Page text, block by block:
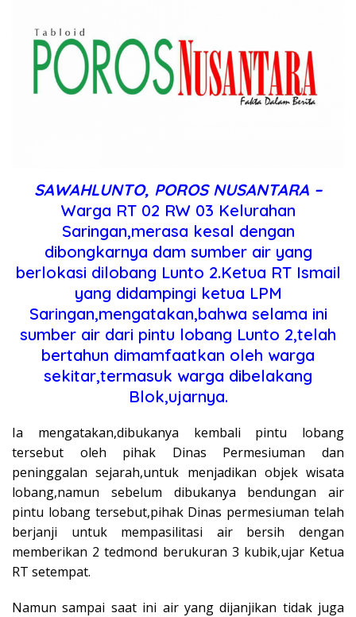
SAWAHLUNTO, POROS NUSANTARA –
Warga RT 02 RW 03 Kelurahan
Saringan,merasa kesal dengan
dibongkarnya dam sumber air yang
berlokasi dilobang Lunto 2.Ketua RT Ismail
yang didampingi ketua LPM
Saringan,mengatakan,bahwa selama ini
sumber air dari pintu lobang Lunto 2,telah
bertahun dimamfaatkan oleh warga
sekitar,termasuk warga dibelakang
Blok,ujarnya.
Ia mengatakan,dibukanya kembali pintu lobang
tersebut oleh pihak Dinas Permesiuman dan
peninggalan sejarah,untuk menjadikan objek wisata
lobang,namun sebelum dibukanya bendungan air
pintu lobang tersebut,pihak Dinas permesiuman telah
berjanji untuk mempasilitasi air bersih dengan
memberikan 2 tedmond berukuran 3 kubik,ujar Ketua
RT setempat.
Namun sampai saat ini air yang dijanjikan tidak juga